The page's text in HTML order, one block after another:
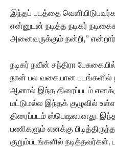
இந்தப் படத்தை
என்னுடன் நடித்த நடிகர்
அனைவருக்கும் நன்றி,”
நடிகர் நவீன் சந்திரா
நான் பல வகையான படங்களில்
ஆனால் இந்த திரைப்படம்
மட்டுமல்ல இந்தக் குழுவில்
திரைப்படம் ஸ்பெஷலானது.
பணிகளும் எனக்கு
குறும்படங்களில்